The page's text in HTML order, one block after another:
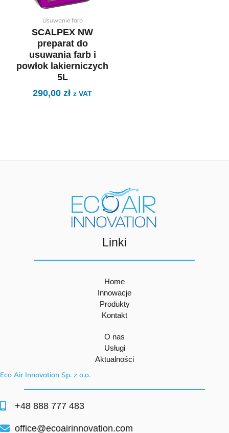
Usuwanie farb
SCALPEX NW
preparat do
usuwania farb i
powłok lakierniczych
5L
290,00 zł z VAT
Linki
Home
Innowacje
Produkty
Kontakt
O nas
Usługi
Aktualności
Eco Air Innovation Sp. z o.o.
+48 888 777 483
office@ecoairinnovation.com